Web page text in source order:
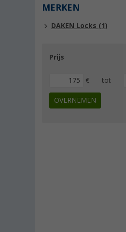
MERKEN
DAKEN Locks (1)
Prijs
€ tot
OVERNEMEN